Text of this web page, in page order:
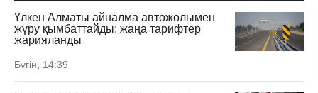
Үлкен Алматы айналма автожолымен
жүру қымбаттайды: жаңа тарифтер
жарияланды
Бүгін, 14:39